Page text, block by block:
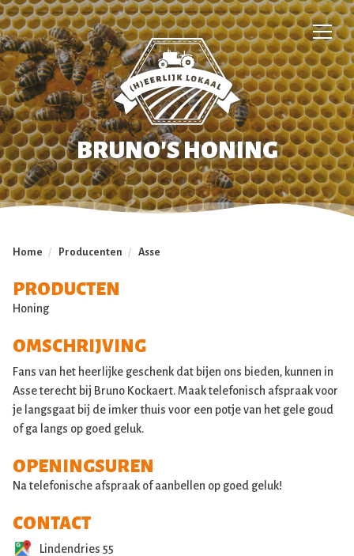
BRUNO'S HONING
Home / Producenten / Asse
PRODUCTEN
Honing
OMSCHRIJVING
Fans van het heerlijke geschenk dat bijen ons bieden, kunnen in
Asse terecht bij Bruno Kockaert. Maak telefonisch afspraak voor
je langsgaat bij de imker thuis voor een potje van het gele goud
of ga langs op goed geluk.
OPENINGSUREN
Na telefonische afspraak of aanbellen op goed geluk!
CONTACT
Lindendries 55